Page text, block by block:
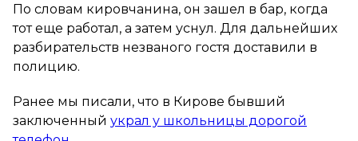
По словам кировчанина, он зашел в бар, когда
тот еще работал, а затем уснул. Для дальнейших
разбирательств незваного гостя доставили в
полицию.
Ранее мы писали, что в Кирове бывший
заключенный украл у школьницы дорогой